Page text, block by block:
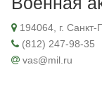
194064, г. Санкт-
(812) 247-98-35
vas@mil.ru